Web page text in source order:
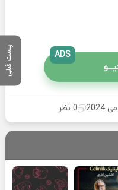
پست قبلی ADS
0 نظر